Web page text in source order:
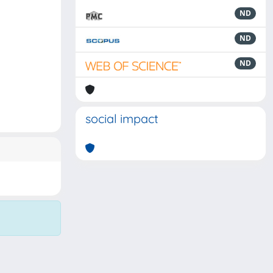
ND
ND
ND
social impact